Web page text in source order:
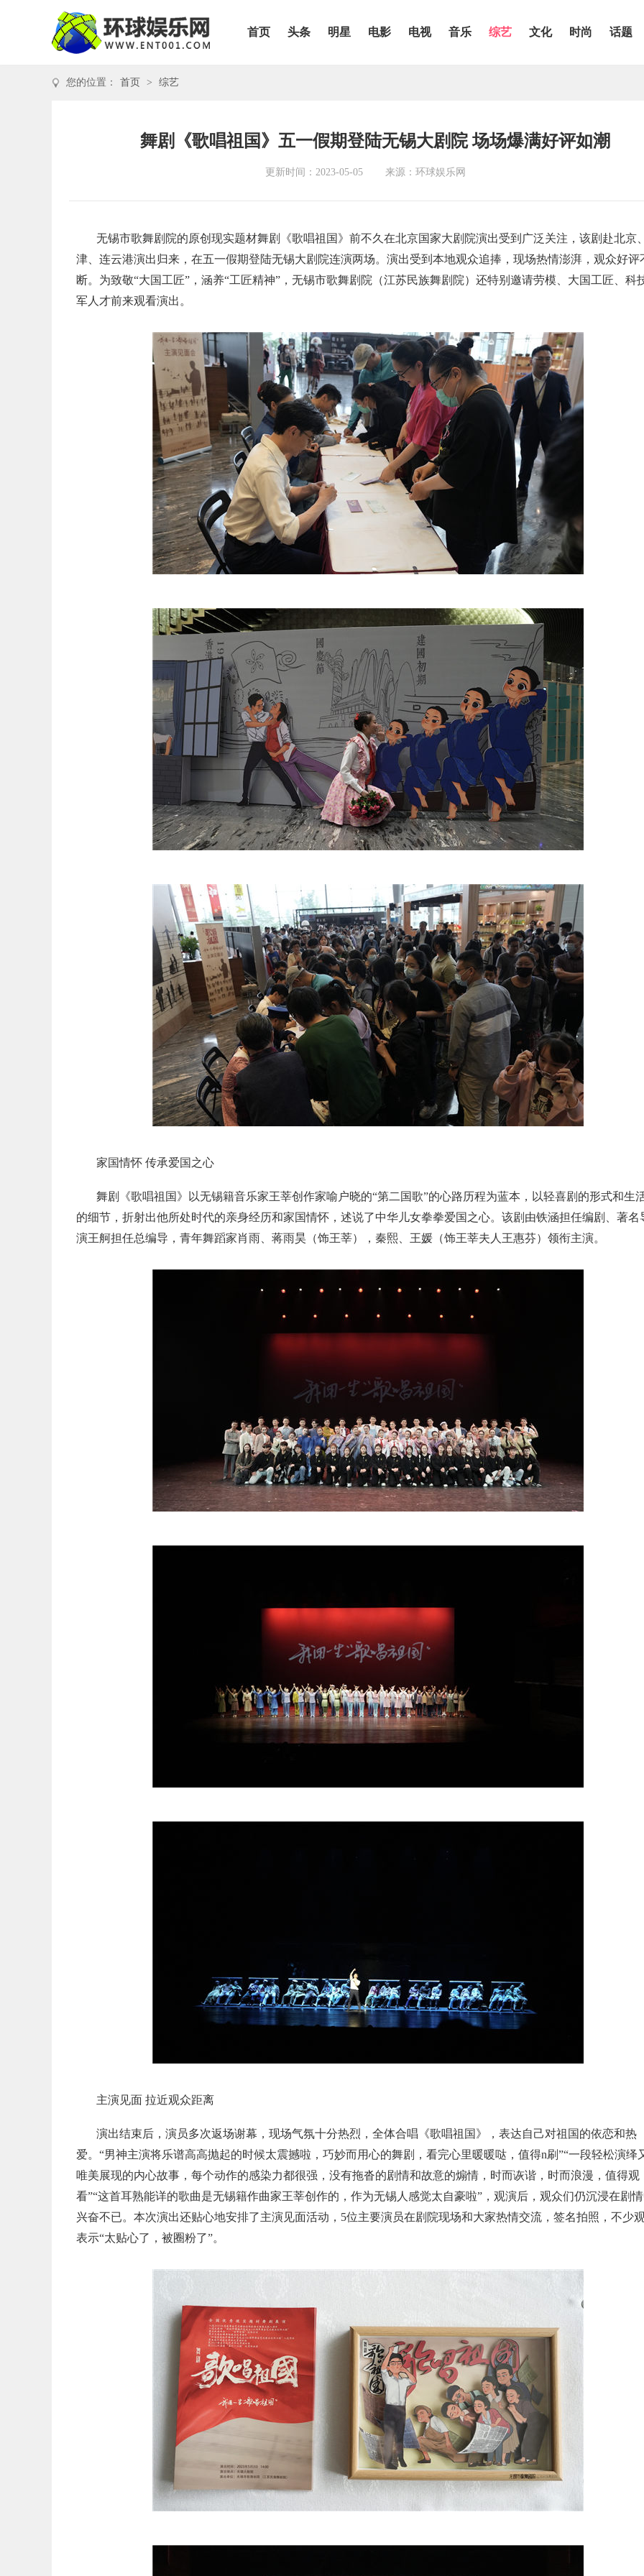
首页 头条 明星 电影 电视 音乐 综艺 文化 时尚 话题
您的位置： 首页 > 综艺
舞剧《歌唱祖国》五一假期登陆无锡大剧院 场场爆满好评如潮
更新时间：2023-05-05 来源：环球娱乐网
无锡市歌舞剧院的原创现实题材舞剧《歌唱祖国》前不久在北京国家大剧院演出受到广泛关注，该剧赴北京
津、连云港演出归来，在五一假期登陆无锡大剧院连演两场。演出受到本地观众追捧，现场热情澎湃，观众好评
断。为致敬“大国工匠”，涵养“工匠精神”，无锡市歌舞剧院（江苏民族舞剧院）还特别邀请劳模、大国工匠、科
军人才前来观看演出。
家国情怀 传承爱国之心
舞剧《歌唱祖国》以无锡籍音乐家王莘创作家喻户晓的“第二国歌”的心路历程为蓝本，以轻喜剧的形式和生
的细节，折射出他所处时代的亲身经历和家国情怀，述说了中华儿女拳拳爱国之心。该剧由铁涵担任编剧、著名
演王舸担任总编导，青年舞蹈家肖雨、蒋雨昊（饰王莘），秦熙、王媛（饰王莘夫人王惠芬）领衔主演。
主演见面 拉近观众距离
演出结束后，演员多次返场谢幕，现场气氛十分热烈，全体合唱《歌唱祖国》，表达自己对祖国的依恋和热
爱。“男神主演将乐谱高高抛起的时候太震撼啦，巧妙而用心的舞剧，看完心里暖暖哒，值得n刷”“一段轻松演绎
唯美展现的内心故事，每个动作的感染力都很强，没有拖沓的剧情和故意的煽情，时而诙谐，时而浪漫，值得观
看”“这首耳熟能详的歌曲是无锡籍作曲家王莘创作的，作为无锡人感觉太自豪啦”，观演后，观众们仍沉浸在剧
兴奋不已。本次演出还贴心地安排了主演见面活动，5位主要演员在剧院现场和大家热情交流，签名拍照，不少
表示“太贴心了，被圈粉了”。